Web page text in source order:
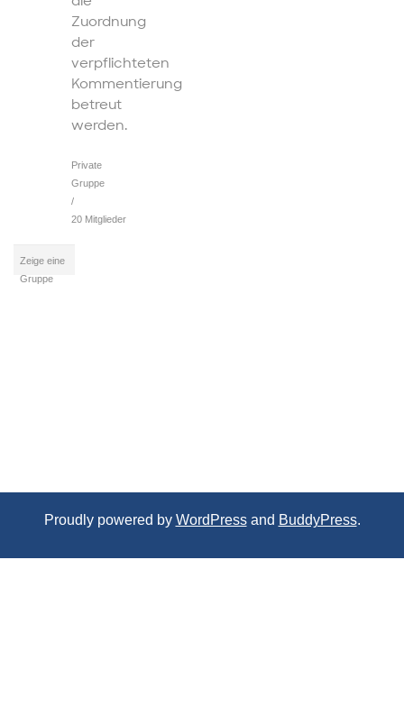
Zuordnung
der
verpflichteten
Kommentierung
betreut
werden.
Private
Gruppe
/
20 Mitglieder
Zeige eine
Gruppe
Proudly powered by WordPressand BuddyPress.